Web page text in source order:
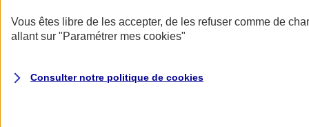
AXA Assurance
Vous êtes libre de les accepter, de les refuser comme de
allant sur "Paramétrer mes cookies"
Consulter notre politique de cookies